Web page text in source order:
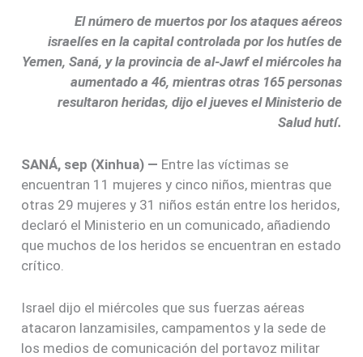
El número de muertos por los ataques aéreos
israelíes en la capital controlada por los hutíes de
Yemen, Saná, y la provincia de al-Jawf el miércoles ha
aumentado a 46, mientras otras 165 personas
resultaron heridas, dijo el jueves el Ministerio de
Salud hutí.
SANÁ, sep (Xinhua) — Entre las víctimas se
encuentran 11 mujeres y cinco niños, mientras que
otras 29 mujeres y 31 niños están entre los heridos,
declaró el Ministerio en un comunicado, añadiendo
que muchos de los heridos se encuentran en estado
crítico.
Israel dijo el miércoles que sus fuerzas aéreas
atacaron lanzamisiles, campamentos y la sede de
los medios de comunicación del portavoz militar